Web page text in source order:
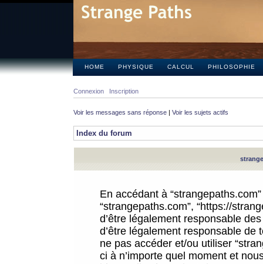
HOME PHYSIQUE CALCUL PHILOSOPHIE
Connexion Inscription
Voir les messages sans réponse | Voir les sujets actifs
Index du forum
En accédant à
“strangepaths.com”, “https://
d’être légalement responsable
d’être légalement responsable
ne pas accéder et/ou utiliser
ci à n’importe quel moment et